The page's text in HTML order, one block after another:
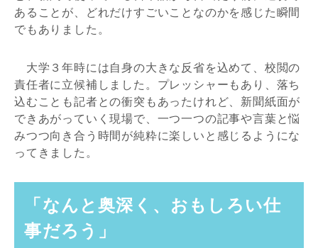
あることが、どれだけすごいことなのかを感じた瞬間
でもありました。
大学３年時には自身の大きな反省を込めて、校閲の
責任者に立候補しました。プレッシャーもあり、落ち
込むことも記者との衝突もあったけれど、新聞紙面が
できあがっていく現場で、一つ一つの記事や言葉と悩
みつつ向き合う時間が純粋に楽しいと感じるようにな
ってきました。
「なんと奥深く、おもしろい仕
事だろう」